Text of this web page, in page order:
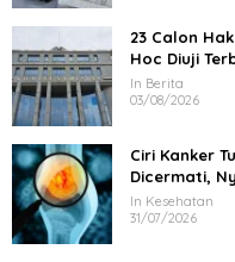
23 Calon
Hoc Diuji
Yudisial
In Berita
03/08/2026
Ciri Kanker
Dicermati,
hingga
In Kesehatan
31/07/2026